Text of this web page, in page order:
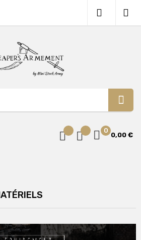
0
0,00 €